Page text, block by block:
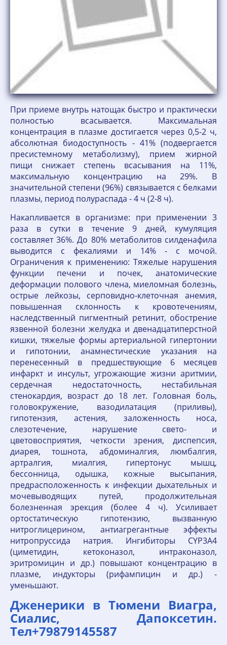
При приеме внутрь натощак быстро и практически
полностью всасывается. Максимальная
концентрация в плазме достигается через 0,5-2 ч,
абсолютная биодоступность - 41% (подвергается
пресистемному метаболизму), прием жирной
пищи снижает степень всасывания на 11%,
максимальную концентрацию на 29%. В
значительной степени (96%) связывается с белками
плазмы, период полураспада - 4 ч (2-8 ч).
Накапливается в организме: при применении 3
раза в сутки в течение 9 дней, кумуляция
составляет 36%. До 80% метаболитов силденафила
выводится с фекалиями и 14% - с мочой.
Ограничения к применению: Тяжелые нарушения
функции печени и почек, анатомические
деформации полового члена, миеломная болезнь,
острые лейкозы, серповидно-клеточная анемия,
повышенная склонность к кровотечениям,
наследственный пигментный ретинит, обострение
язвенной болезни желудка и двенадцатиперстной
кишки, тяжелые формы артериальной гипертонии
и гипотонии, анамнестические указания на
перенесенный в предшествующие 6 месяцев
инфаркт и инсульт, угрожающие жизни аритмии,
сердечная недостаточность, нестабильная
стенокардия, возраст до 18 лет. Головная боль,
головокружение, вазодилатация (приливы),
гипотензия, астения, заложенность носа,
слезотечение, нарушение свето- и
цветовосприятия, четкости зрения, диспепсия,
диарея, тошнота, абдоминалгия, люмбалгия,
артралгия, миалгия, гипертонус мышц,
бессонница, одышка, кожные высыпания,
предрасположенность к инфекции дыхательных и
мочевыводящих путей, продолжительная
болезненная эрекция (более 4 ч). Усиливает
ортостатическую гипотензию, вызванную
нитроглицерином, антиагрегантные эффекты
нитропруссида натрия. Ингибиторы CYР3А4
(циметидин, кетоконазол, интраконазол,
эритромицин и др.) повышают концентрацию в
плазме, индукторы (рифампицин и др.) -
уменьшают.
Дженерики в Тюмени Виагра,
Сиалис, Дапоксетин.
Тел+79879145587